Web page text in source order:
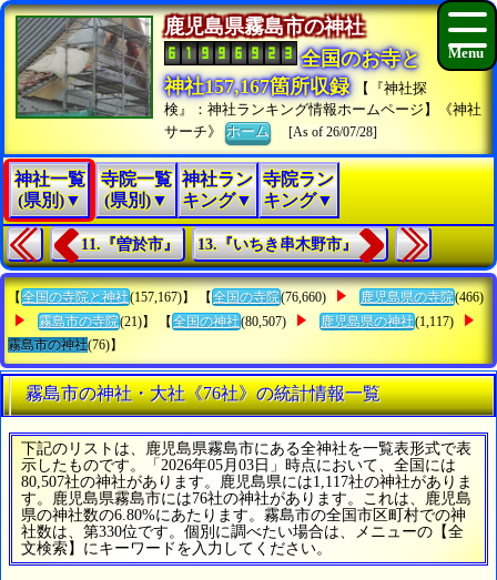
鹿児島県霧島市の神社
全国のお寺と
神社157,167箇所収録
【『神社探
検』：神社ランキング情報ホームページ】《神社
サーチ》ホーム [As of 26/07/28]
神社一覧
(県別)▼
寺院一覧
(県別)▼
神社ラン
キング▼
寺院ラン
キング▼
11.『曽於市』 13.『いちき串木野市』
【 全国の寺院と神社(157,167)】 【 全国の寺院(76,660) 鹿児島県の寺院(466)
霧島市の寺院(21)】 【 全国の神社(80,507) 鹿児島県の神社(1,117)
霧島市の神社(76)】
霧島市の神社・大社《76社》の統計情報一覧
下記のリストは、鹿児島県霧島市にある全神社を一覧表形式で表
示したものです。「2026年05月03日」時点において、全国には
80,507社の神社があります。鹿児島県には1,117社の神社がありま
す。鹿児島県霧島市には76社の神社があります。これは、鹿児島
県の神社数の6.80%にあたります。霧島市の全国市区町村での神
社数は、第330位です。個別に調べたい場合は、メニューの【全
文検索】にキーワードを入力してください。